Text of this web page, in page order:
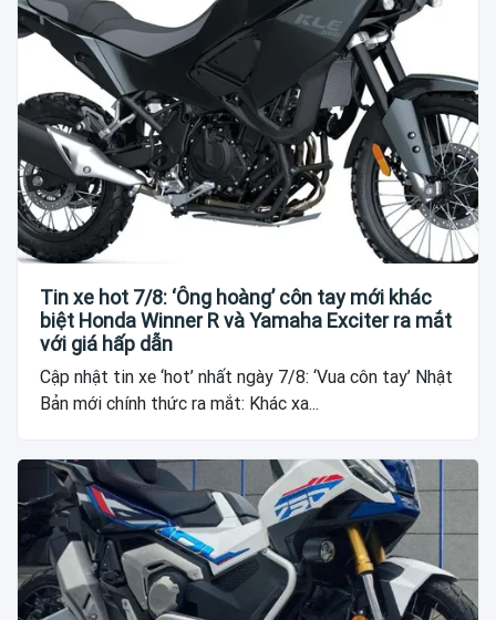
Tin xe hot 7/8: ‘Ông hoàng’ côn tay mới khác
biệt Honda Winner R và Yamaha Exciter ra mắt
với giá hấp dẫn
Cập nhật tin xe ‘hot’ nhất ngày 7/8: ‘Vua côn tay’ Nhật
Bản mới chính thức ra mắt: Khác xa...